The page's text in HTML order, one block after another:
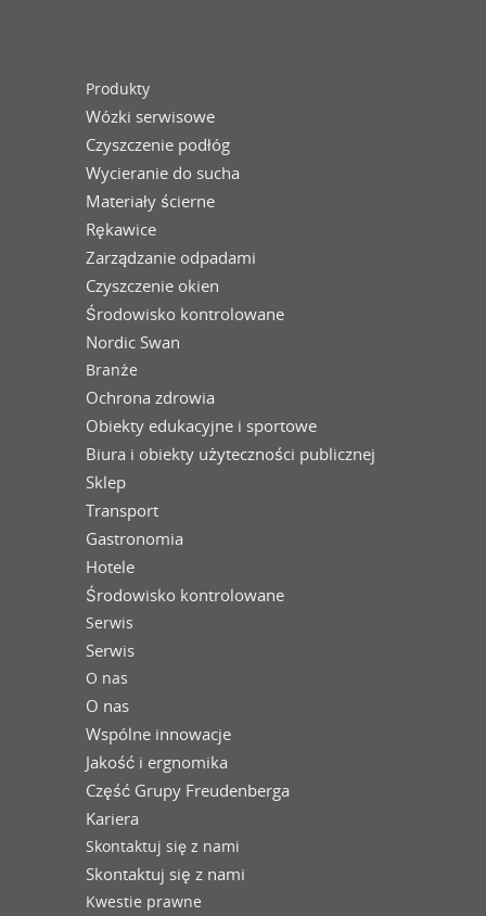
Produkty
Wózki serwisowe
Czyszczenie podłóg
Wycieranie do sucha
Materiały ścierne
Rękawice
Zarządzanie odpadami
Czyszczenie okien
Środowisko kontrolowane
Nordic Swan
Branże
Ochrona zdrowia
Obiekty edukacyjne i sportowe
Biura i obiekty użyteczności publicznej
Sklep
Transport
Gastronomia
Hotele
Środowisko kontrolowane
Serwis
Serwis
O nas
O nas
Wspólne innowacje
Jakość i ergnomika
Część Grupy Freudenberga
Kariera
Skontaktuj się z nami
Skontaktuj się z nami
Kwestie prawne